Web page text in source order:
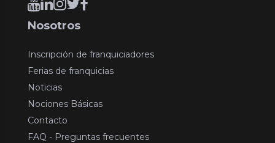
Nosotros
Inscripción de franquiciadores
Ferias de franquicias
Noticias
Nociones Básicas
Contacto
FAQ - Preguntas frecuentes